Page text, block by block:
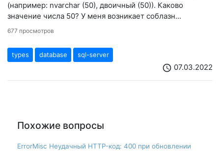
(например: nvarchar (50), двоичный (50)). Каково
значение числа 50? У меня возникает соблазн...
677 просмотров
types database sql-server
schedule 07.03.2022
Похожие вопросы
ErrorMisc Неудачный HTTP-код: 400 при обновлении